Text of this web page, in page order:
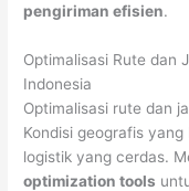
pengiriman efisien.
Optimalisasi Rute dan
Indonesia
Optimalisasi rute dan
Kondisi geografis
logistik yang cerdas.
optimization tools